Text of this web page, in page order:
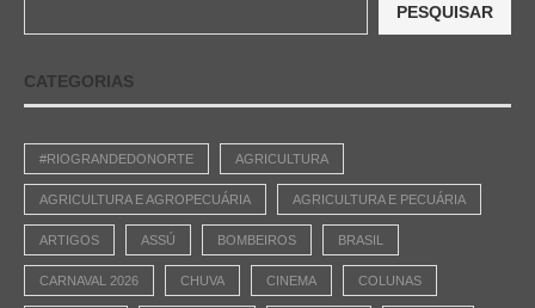
PESQUISAR
CATEGORIAS
#RIOGRANDEDONORTE AGRICULTURA
AGRICULTURA E AGROPECUÁRIA AGRICULTURA E PECUÁRIA
ARTIGOS ASSÚ BOMBEIROS BRASIL
CARNAVAL 2026 CHUVA CINEMA COLUNAS